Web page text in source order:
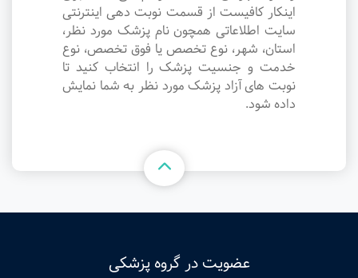
اینکار کافیست از قسمت نوبت دهی اینترنتی
سایت اطلاعاتی همچون نام پزشک مورد نظر،
استان، شهر، نوع تخصص یا فوق تخصص، نوع
خدمت و جنسیت پزشک را انتخاب کنید تا
نوبت های آزاد پزشک مورد نظر به شما نمایش
داده شود.
عضویت در گروه پزشکی